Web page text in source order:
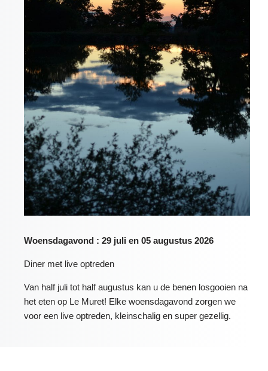
Woensdagavond : 29 juli en 05 augustus 2026
Diner met live optreden
Van half juli tot half augustus kan u de benen losgooien na
het eten op Le Muret! Elke woensdagavond zorgen we
voor een live optreden, kleinschalig en super gezellig.